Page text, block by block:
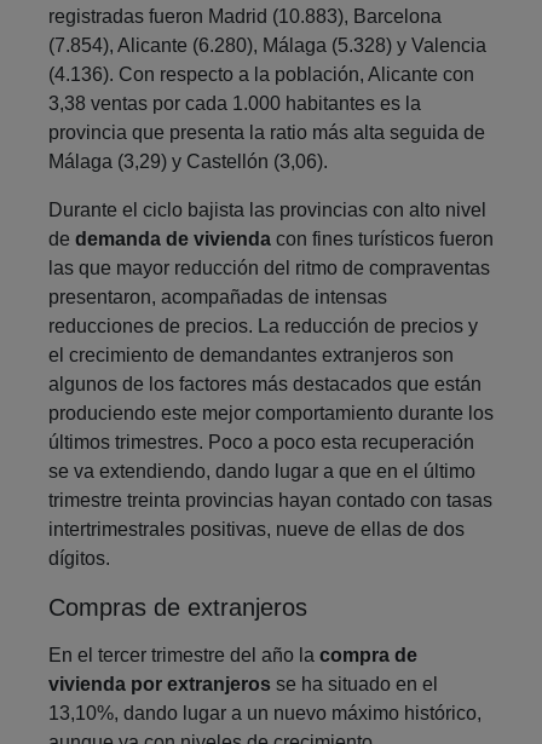
registradas fueron Madrid (10.883), Barcelona
(7.854), Alicante (6.280), Málaga (5.328) y Valencia
(4.136). Con respecto a la población, Alicante con
3,38 ventas por cada 1.000 habitantes es la
provincia que presenta la ratio más alta seguida de
Málaga (3,29) y Castellón (3,06).
Durante el ciclo bajista las provincias con alto nivel
de demanda de vivienda con fines turísticos fueron
las que mayor reducción del ritmo de compraventas
presentaron, acompañadas de intensas
reducciones de precios. La reducción de precios y
el crecimiento de demandantes extranjeros son
algunos de los factores más destacados que están
produciendo este mejor comportamiento durante los
últimos trimestres. Poco a poco esta recuperación
se va extendiendo, dando lugar a que en el último
trimestre treinta provincias hayan contado con tasas
intertrimestrales positivas, nueve de ellas de dos
dígitos.
Compras de extranjeros
En el tercer trimestre del año la compra de
vivienda por extranjeros se ha situado en el
13,10%, dando lugar a un nuevo máximo histórico,